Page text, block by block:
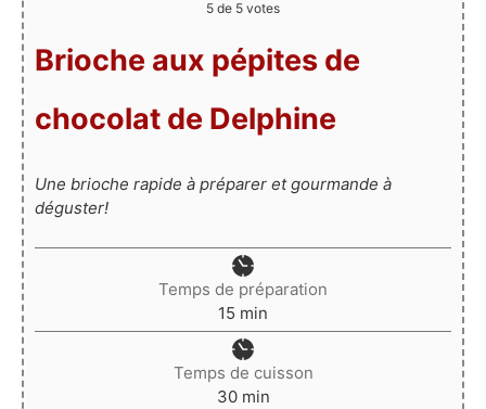
5 de 5 votes
Brioche aux pépites de
chocolat de Delphine
Une brioche rapide à préparer et gourmande à
déguster!
Temps de préparation
15 minutes
min
Temps de cuisson
30minutes
min